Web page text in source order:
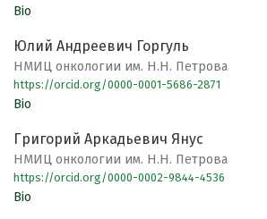
Bio
Юлий Андреевич Горгуль
НМИЦ онкологии им. Н.Н. Петрова
https://orcid.org/0000-0001-5686-2871
Bio
Григорий Аркадьевич Янус
НМИЦ онкологии им. Н.Н. Петрова
https://orcid.org/0000-0002-9844-4536
Bio